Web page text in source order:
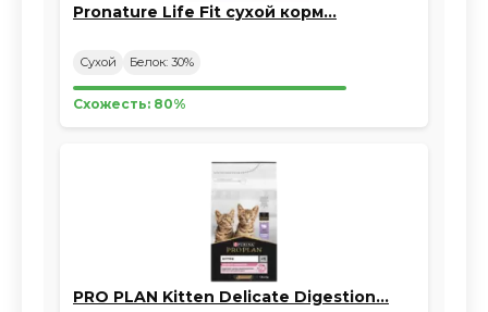
Pronature Life Fit сухой корм…
Сухой Белок: 30%
Схожесть: 80%
PRO PLAN Kitten Delicate Digestion…